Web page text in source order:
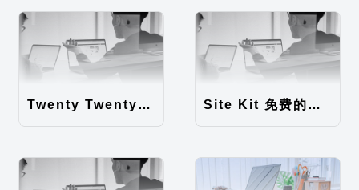
Twenty Twenty-Five 免费的WordPress内容主题 Site Kit 免费的WordPress数据统计插件